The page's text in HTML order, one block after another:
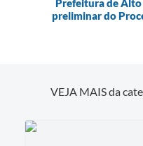
Prefeitura de
preliminar do
VEJA MAIS da